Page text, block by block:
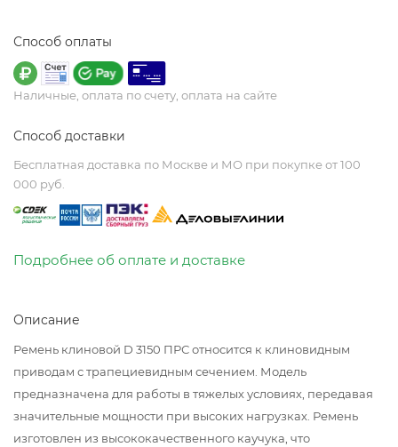
Способ оплаты
Наличные, оплата по счету, оплата на сайте
Способ доставки
Бесплатная доставка по Москве и МО при покупке от 100
000 руб.
Подробнее об оплате и доставке
Описание
Ремень клиновой D 3150 ПРС относится к клиновидным
приводам с трапециевидным сечением. Модель
предназначена для работы в тяжелых условиях, передавая
значительные мощности при высоких нагрузках. Ремень
изготовлен из высококачественного каучука, что